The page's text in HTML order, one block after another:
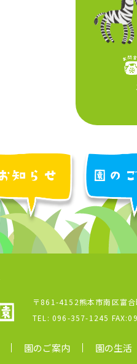
〒861-4152熊本市南区富
TEL: 096-357-1245
園のご案内 園の生活